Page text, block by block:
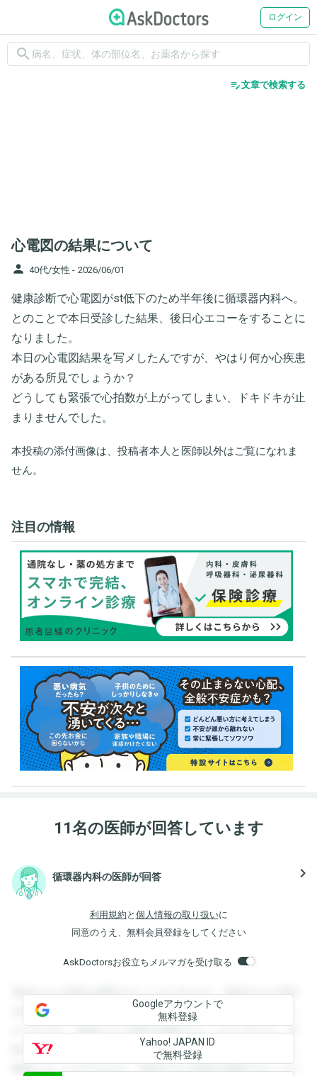
ログイン
search
edit_note文章で検索する
心電図の結果について
person 40代/女性 - 2026/06/01
健康診断で心電図がst低下のため半年後に循環器内科へ。
とのことで本日受診した結果、後日心エコーをすることに
なりました。
本日の心電図結果を写メしたんですが、やはり何か心疾患
がある所見でしょうか？
どうしても緊張で心拍数が上がってしまい、ドキドキが止
まりませんでした。
本投稿の添付画像は、投稿者本人と医師以外はご覧になれま
せん。
注目の情報
11名の医師が回答しています
循環器内科の医師が回答 navigate_next
利用規約 と 個人情報の取り扱いに
同意のうえ、無料会員登録をしてください
AskDoctorsお役立ちメルマガを受け取る
登録すると回答を閲覧することができます。登録すると回答
を閲覧することができます。登録すると回答を閲覧すること
ができます。登録すると回答を閲覧することができます。登
録すると回答を閲覧することができます。登録すると回答を
閲覧することができます。登録すると回答を閲覧することが
Googleアカウントで
無料登録
Yahoo! JAPAN ID
で無料登録